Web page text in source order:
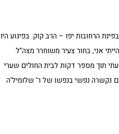
כיכר ציון בפינת הרחובות יפו – הרב קוק. בפיגוע היו
קשה הייתי אני, בחור צעיר משוחרר מצה"ל
תוך מספר דקות לבית החולים שערי
נקשרה נפשי בנפשו של ר' שלומיל'ה